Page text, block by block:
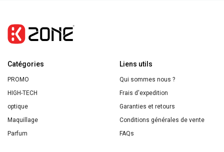
de
rasage
150
ml
cheveux
200
ml
Catégories
PROMO
HIGH-TECH
optique
Maquillage
Parfum
Liens utils
Qui sommes nous ?
Frais d'expedition
Garanties et retours
Conditions générales de vente
FAQs